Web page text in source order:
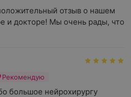
отзыв о нашем
и докторе! Мы очень рады, что
Рекомендую
большое нейрохирургу